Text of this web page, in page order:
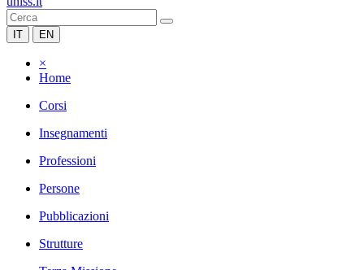
IT EN
×
Home
Corsi
Insegnamenti
Professioni
Persone
Pubblicazioni
Strutture